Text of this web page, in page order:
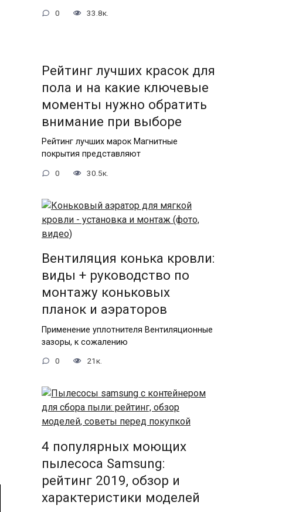
0 33.8к.
Рейтинг лучших красок для
пола и на какие ключевые
моменты нужно обратить
внимание при выборе
Рейтинг лучших марок Магнитные
покрытия представляют
0 30.5к.
Вентиляция конька кровли:
виды + руководство по
монтажу коньковых
планок и аэраторов
Применение уплотнителя Вентиляционные
зазоры, к сожалению
0 21к.
4 популярных моющих
пылесоса Samsung:
рейтинг 2019, обзор и
характеристики моделей